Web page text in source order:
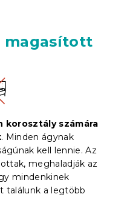
magasított
korosztály számára
. Minden ágynak
kell lennie. Az
meghaladják az
mindenkinek
találunk a legtöbb